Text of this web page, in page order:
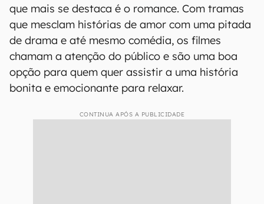
que mais se destaca é o romance. Com tramas
que mesclam histórias de amor com uma pitada
de drama e até mesmo comédia, os filmes
chamam a atenção do público e são uma boa
opção para quem quer assistir a uma história
bonita e emocionante para relaxar.
CONTINUA APÓS A PUBLICIDADE